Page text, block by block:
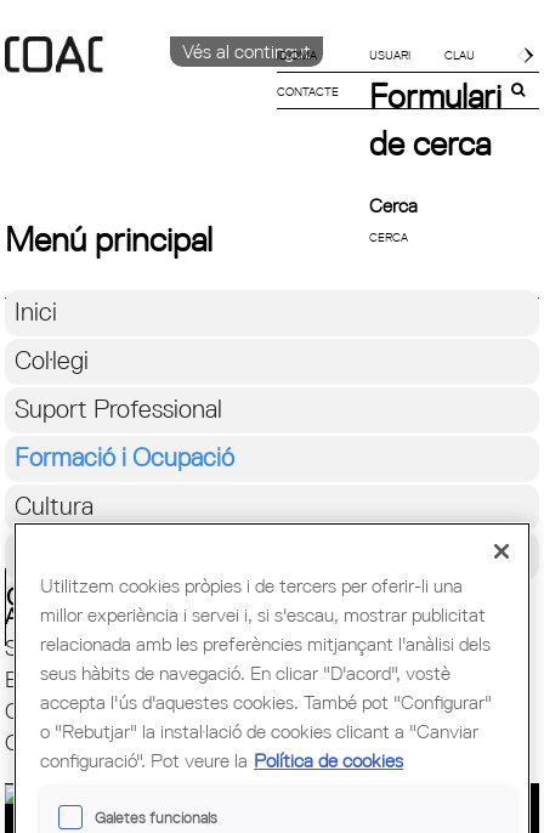
Vés al contingut
IDIOMA
CATALÀ
CONTACTE
Formulari
de cerca
Cerca
Menú principal
Inici
Col·legi
Suport Professional
Formació i Ocupació
Cultura
Ciutadania
Actualitat
Servei d'ocupació
Escola Sert. Formació
Campus Virtual. Moodle
Campus d’Empresa. Jornades Tècniques
Utilitzem cookies pròpies i de tercers per oferir-li una
millor experiència i servei i, si s'escau, mostrar publicitat
relacionada amb les preferències mitjançant l'anàlisi dels
seus hàbits de navegació. En clicar "D'acord", vostè
accepta l'ús d'aquestes cookies. També pot "Configurar"
o "Rebutjar" la instal·lació de cookies clicant a "Canviar
configuració". Pot veure la Política de cookies
Galetes funcionals